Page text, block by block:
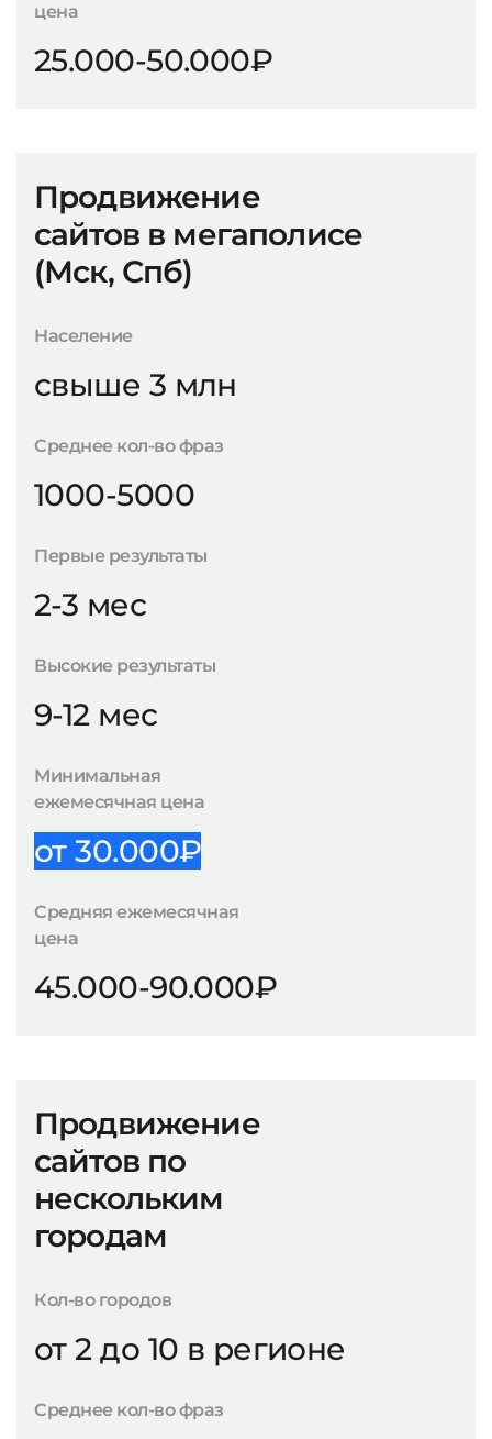
цена
25.000-50.000₽
Продвижение
сайтов в мегаполисе
(Мск, Спб)
Население
свыше 3 млн
Среднее кол-во фраз
1000-5000
Первые результаты
2-3 мес
Высокие результаты
9-12 мес
Минимальная
ежемесячная цена
от 30.000₽
Средняя ежемесячная
цена
45.000-90.000₽
Продвижение
сайтов по
нескольким
городам
Кол-во городов
от 2 до 10 в регионе
Среднее кол-во фраз